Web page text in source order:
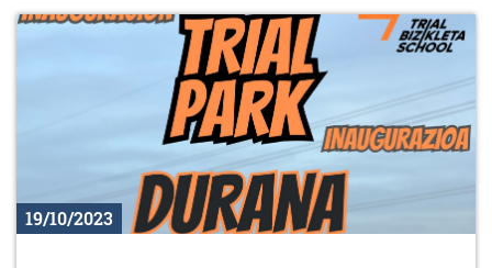
19/10/2023